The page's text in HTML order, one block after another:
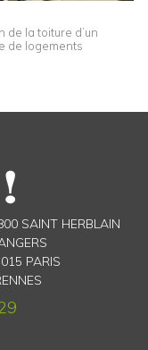
de la toiture d’un
de logements
SAINT HERBLAIN
PARIS